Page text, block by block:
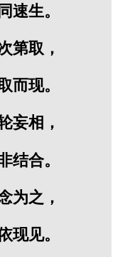
速生。
第取，
而现。
妄相，
结合。
为之，
现见。